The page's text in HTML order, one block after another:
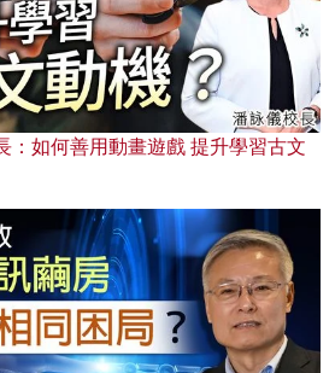
：如何善用動畫遊戲 提升學習古文